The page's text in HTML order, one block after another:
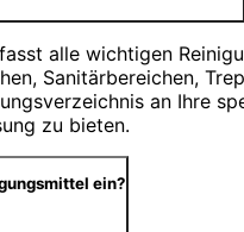
alle wichtigen
Sanitärbereichen,
an Ihre
zu bieten.
ein?